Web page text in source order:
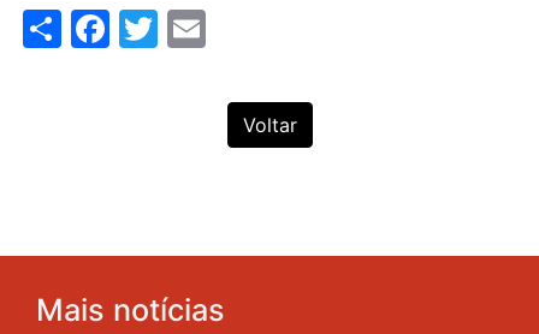
ShareFacebook
Twitter
Voltar
Mais notícias